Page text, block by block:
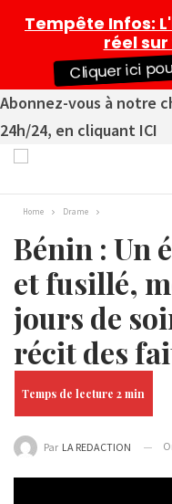
Abonnez-vous à notre
24h/24, en cliquant ICI
Home Drame
Bénin : Un
et fusillé,
jours de
récit des
Par LA REDACTION
Tempête Infos:
réel
Cliquer ici